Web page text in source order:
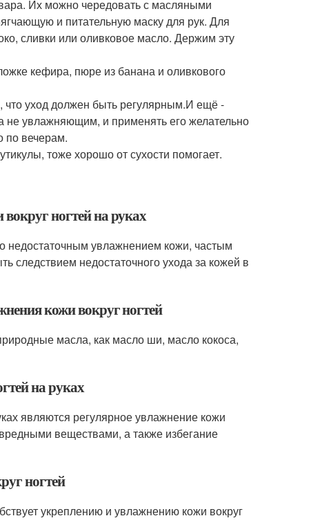
Их можно чередовать с масляными
и питательную маску для рук. Для
сливки или оливковое масло. Держим эту
кефира, пюре из банана и оливкового
что уход должен быть регулярным.И ещё -
не увлажняющим, и применять его желательно
по вечерам.
тоже хорошо от сухости помогает.
ногтей на руках
недостаточным увлажнением кожи, частым
следствием недостаточного ухода за кожей в
кожи вокруг ногтей
масла, как масло ши, масло кокоса,
на руках
являются регулярное увлажнение кожи
веществами, а также избегание
ногтей
укреплению и увлажнению кожи вокруг